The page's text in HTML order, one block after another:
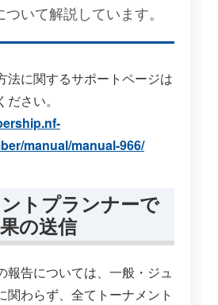
いて解説しています。
法に関するサポートページは
さい。
manual/manual-966/
トプランナーで
の送信
報告については、一般・ジュ
関わらず、全てトーナメント